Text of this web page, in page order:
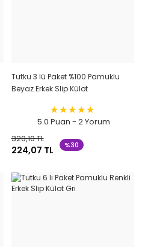
Tutku 3 lü Paket %100 Pamuklu
Beyaz Erkek Slip Külot
5.0 Puan - 2 Yorum
320,10 TL
224,07 TL %30